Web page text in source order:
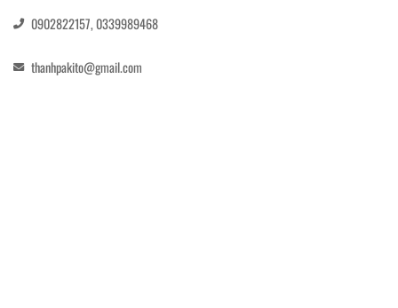
0902822157,0339989468
thanhpakito@gmail.com